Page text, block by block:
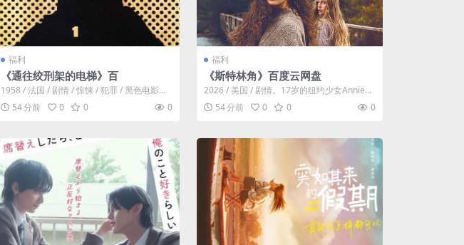
福利
《通往绞刑架的电梯》百
1958 / 法国 / 剧情 / 惊悚 / 犯罪 / 黑色电影。
前伞兵军官朱里安...
54 分前 0 0 0
福利
《斯特林角》百度云网盘
2026 / 美国 / 剧情。17岁的纽约少女Annie
（艾拉·鲁宾 饰）和双胞...
54 分前 0 0 0